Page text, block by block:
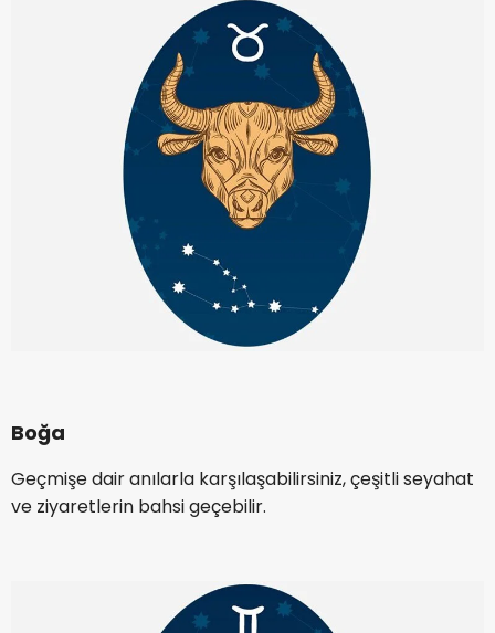
Boğa
Geçmişe dair anılarla karşılaşabilirsiniz, çeşitli seyahat
ve ziyaretlerin bahsi geçebilir.